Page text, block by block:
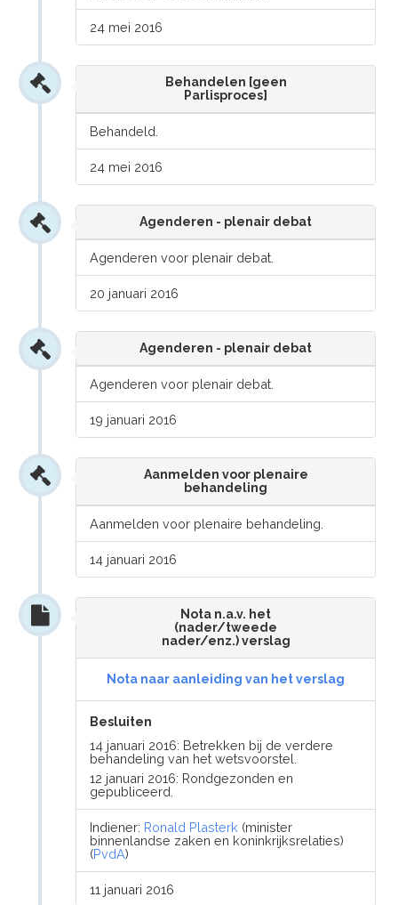
24 mei 2016
Behandelen [geen
Parlisproces]
Behandeld.
24 mei 2016
Agenderen - plenair debat
Agenderen voor plenair debat.
20 januari 2016
Agenderen - plenair debat
Agenderen voor plenair debat.
19 januari 2016
Aanmelden voor plenaire
behandeling
Aanmelden voor plenaire behandeling.
14 januari 2016
Nota n.a.v. het
(nader/tweede
nader/enz.) verslag
Nota naar aanleiding van het verslag
Besluiten
14 januari 2016: Betrekken bij de verdere
behandeling van het wetsvoorstel.
12 januari 2016: Rondgezonden en
gepubliceerd.
Indiener: Ronald Plasterk (minister
binnenlandse zaken en koninkrijksrelaties)
(PvdA)
11 januari 2016